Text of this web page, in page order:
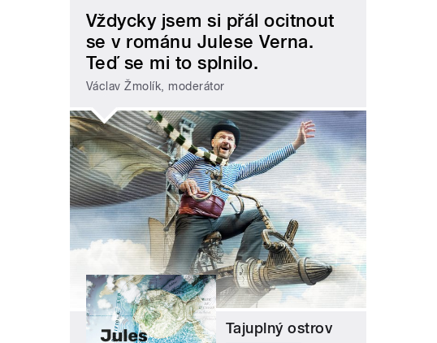
Vždycky jsem si přál ocitnout
se v románu Julese Verna.
Teď se mi to splnilo.
Václav Žmolík, moderátor
Tajuplný ostrov